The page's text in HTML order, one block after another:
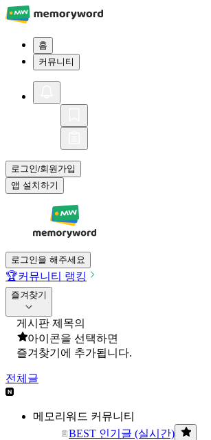
홈
커뮤니티
로그인/회원가입
앱 설치하기
로그인을 해주세요
🏆커뮤니티 랭킹
즐겨찾기
게시판 제목의
아이콘을 선택하면
즐겨찾기에 추가됩니다.
전체글
메모리워드 커뮤니티
BEST 인기글 (실시간)